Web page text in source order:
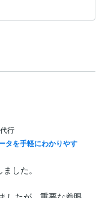
行
タを手軽にわかりやす
した。